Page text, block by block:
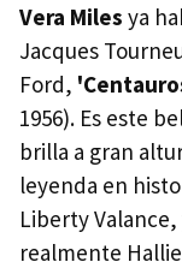
Vera Miles ya
Jacques
Ford,
1956). Es este
brilla a gran
leyenda en
Liberty
realmente